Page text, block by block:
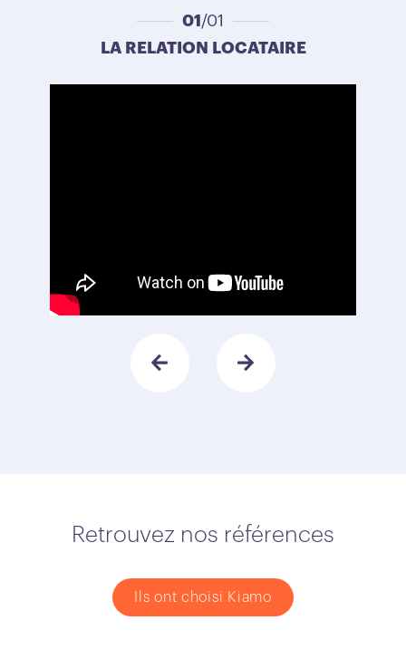
01 /01
LA RELATION LOCATAIRE
Retrouvez nos références
Ils ont choisi Kiamo